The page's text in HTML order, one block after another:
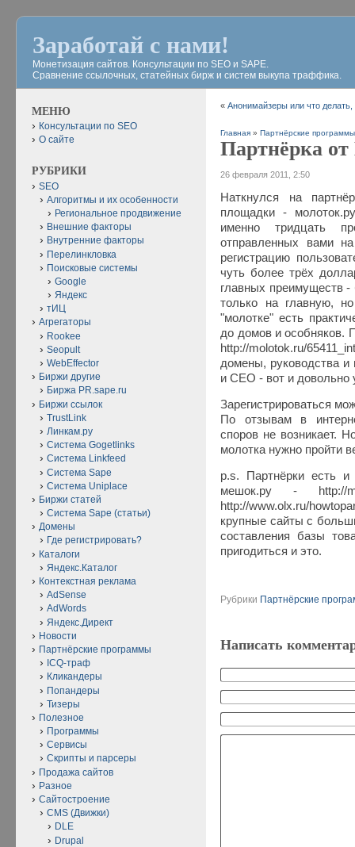
Заработай с нами!
Монетизация сайтов. Консультации по SEO и SAPE.
Сравнение ссылочных, статейных бирж и систем выкупа траффика.
«Анонимайзеры или что делать,
Главная »Партнёрские программы
Партнёрка
26 февраля 2011, 2:50
Наткнулся на
площадки -
именно тридцать
отправленных вами
регистрацию
чуть более трёх
главных преимуществ
только на главную,
"молотке" есть
до домов и особняков.
http://molotok.ru/
домены, руководства и
и СЕО - вот и довольно
Зарегистрироваться
По отзывам в
споров не возникает.
молотка нужно пройти
p.s. Партнёрки есть
мешок.ру - http://
http://www.olx.ru/
крупные сайты с
составления базы
пригодиться и это.
Рубрики Партнёрские
Написать
МЕНЮ
Консультации по SEO
О сайте
РУБРИКИ
SEO
Алгоритмы и их особенности
Региональное продвижение
Внешние факторы
Внутренние факторы
Перелинкловка
Поисковые системы
Google
Яндекс
тИЦ
Агрегаторы
Rookee
Seopult
WebEffector
Биржи другие
Биржа PR.sape.ru
Биржи ссылок
TrustLink
Линкам.ру
Система Gogetlinks
Система Linkfeed
Система Sape
Система Uniplace
Биржи статей
Система Sape (статьи)
Домены
Где регистрировать?
Каталоги
Яндекс.Каталог
Контекстная реклама
AdSense
AdWords
Яндекс.Директ
Новости
Партнёрские программы
ICQ-траф
Кликандеры
Попандеры
Тизеры
Полезное
Программы
Сервисы
Скрипты и парсеры
Продажа сайтов
Разное
Сайтостроение
CMS (Движки)
DLE
Drupal